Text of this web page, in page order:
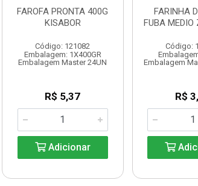
FAROFA PRONTA 400G
KISABOR
Código: 121082
Embalagem: 1X400GR
Embalagem Master 24UN
R$ 5,37
Adicionar
FARINHA
FUBA MEDIO
Código:
Embalagem
R$